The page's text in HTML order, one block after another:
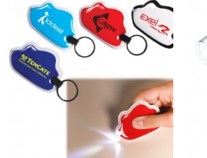
Preis unverbindlich
anfragen